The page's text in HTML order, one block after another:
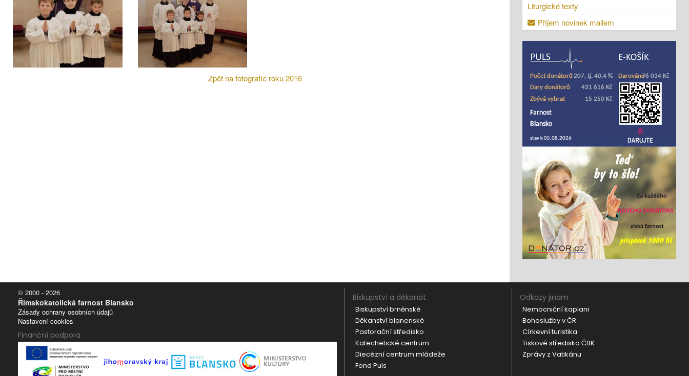
Zpět na fotografie roku 2016
Liturgické texty
Příjem novinek mailem
© 2000 - 2026
Římskokatolická farnost Blansko
Zásady ochrany osobních údajů
Nastavení cookies
Finanční podpora
Biskupství a děkanát
Biskupství brněnské
Děkanství blanenské
Pastorační středisko
Katechetické centrum
Diecézní centrum mládeže
Fond Puls
Odkazy jinam
Nemocniční kaplani
Bohoslužby v ČR
Církevní turistika
Tiskové středisko ČBK
Zprávy z Vatikánu